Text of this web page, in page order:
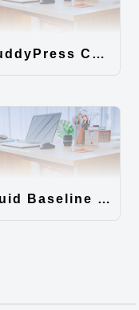
BuddyPress Colours主题汉化包
Fluid Baseline Grid主题汉化包